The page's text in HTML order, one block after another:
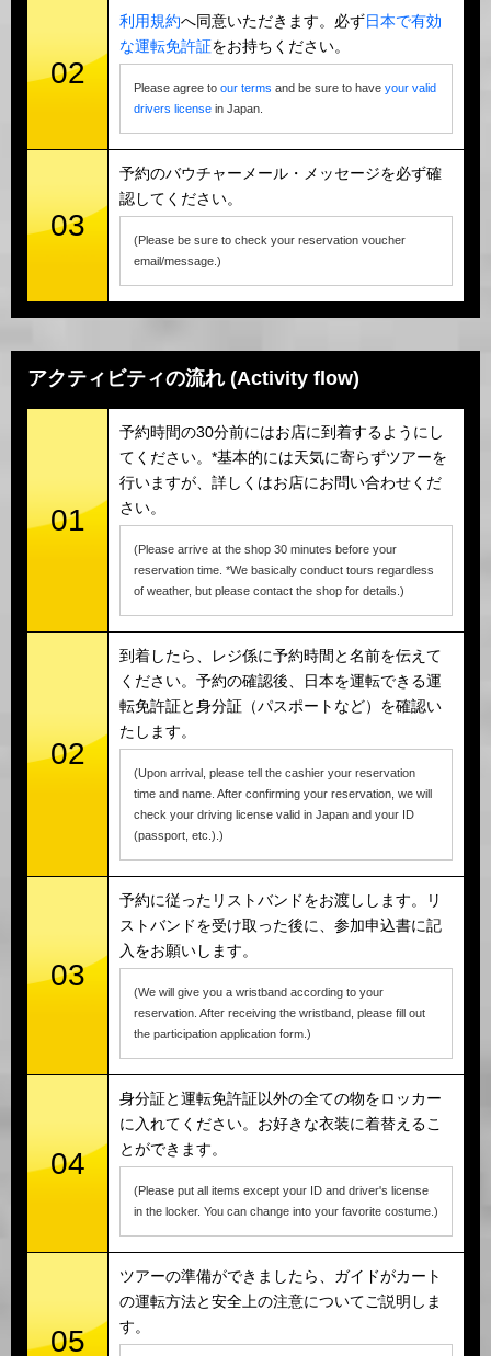
02
利用規約へ同意いただきます。必ず日本で有効
な運転免許証をお持ちください。
Please agree to our terms and be sure to have your valid
drivers license in Japan.
03
予約のバウチャーメール・メッセージを必ず確
認してください。
(Please be sure to check your reservation voucher
email/message.)
アクティビティの流れ (Activity flow)
01
予約時間の30分前にはお店に到着するようにし
てください。*基本的には天気に寄らずツアーを
行いますが、詳しくはお店にお問い合わせくだ
さい。
(Please arrive at the shop 30 minutes before your
reservation time. *We basically conduct tours regardless
of weather, but please contact the shop for details.)
02
到着したら、レジ係に予約時間と名前を伝えて
ください。予約の確認後、日本を運転できる運
転免許証と身分証（パスポートなど）を確認い
たします。
(Upon arrival, please tell the cashier your reservation
time and name. After confirming your reservation, we will
check your driving license valid in Japan and your ID
(passport, etc.).)
03
予約に従ったリストバンドをお渡しします。リ
ストバンドを受け取った後に、参加申込書に記
入をお願いします。
(We will give you a wristband according to your
reservation. After receiving the wristband, please fill out
the participation application form.)
04
身分証と運転免許証以外の全ての物をロッカー
に入れてください。お好きな衣装に着替えるこ
とができます。
(Please put all items except your ID and driver's license
in the locker. You can change into your favorite costume.)
05
ツアーの準備ができましたら、ガイドがカート
の運転方法と安全上の注意についてご説明しま
す。